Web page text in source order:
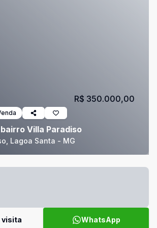
Villa Paradiso
Lagoa Santa - MG
R$ 350.000,00
visita WhatsApp